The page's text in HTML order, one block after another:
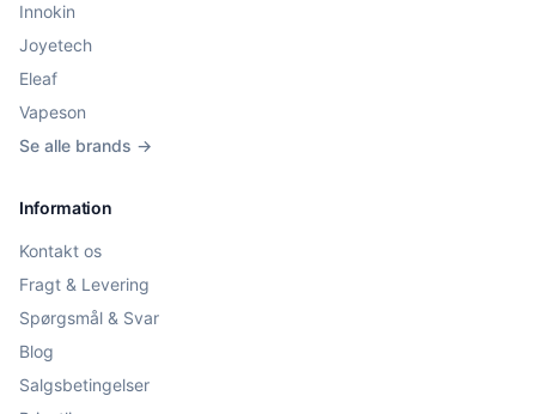
Innokin
Joyetech
Eleaf
Vapeson
Se alle brands →
Information
Kontakt os
Fragt & Levering
Spørgsmål & Svar
Blog
Salgsbetingelser